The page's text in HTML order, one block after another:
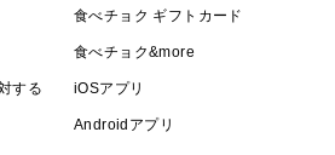
する
食べチョク ギフトカード
食べチョク&more
iOSアプリ
Androidアプリ